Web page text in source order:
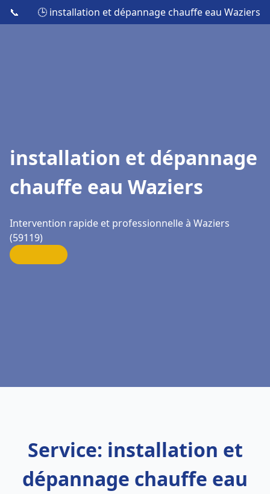
📞 🕒 installation et dépannage chauffe eau Waziers
installation et dépannage
chauffe eau Waziers
Intervention rapide et professionnelle à Waziers
(59119)
Service: installation et
dépannage chauffe eau